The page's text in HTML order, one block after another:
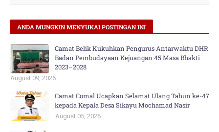
ANDA MUNGKIN MENYUKAI POSTINGAN INI
Camat Belik Kukuhkan Pengurus Antarwaktu DHR
Badan Pembudayaan Kejuangan 45 Masa Bhakti
2023–2028
August 09, 2026
Camat Comal Ucapkan Selamat Ulang Tahun ke-47
kepada Kepala Desa Sikayu Mochamad Nasir
August 05, 2026